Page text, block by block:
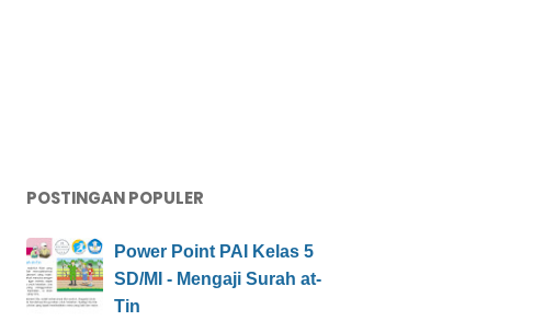
POSTINGAN POPULER
Power Point PAI Kelas 5
SD/MI - Mengaji Surah at-
Tin